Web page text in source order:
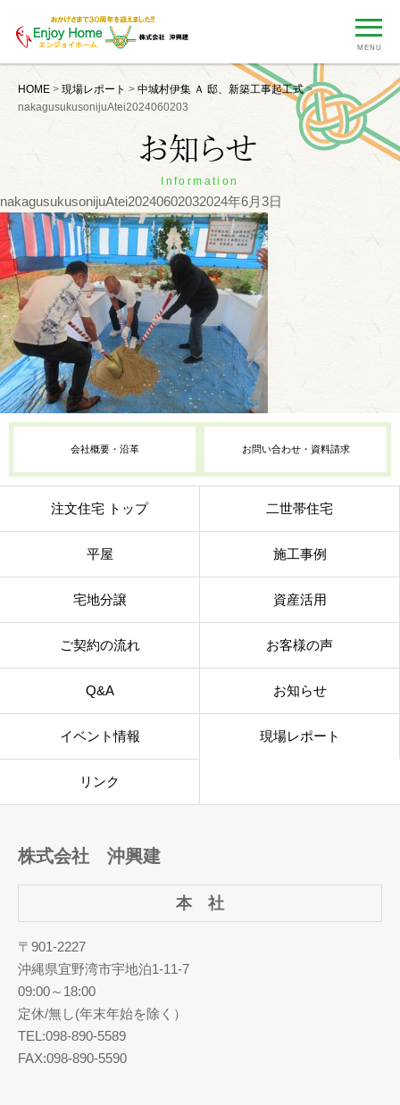
MENU
HOME > 現場レポート > 中城村伊集 Ａ 邸、新築工事起工式>
nakagusukusonijuAtei2024060203
Information
nakagusukusonijuAtei20240602032024年6月3日
会社概要・沿革 お問い合わせ・資料請求
注文住宅 トップ 二世帯住宅
平屋 施工事例
宅地分譲 資産活用
ご契約の流れ お客様の声
Q&A お知らせ
イベント情報 現場レポート
リンク
株式会社 沖興建
本 社
〒901-2227
沖縄県宜野湾市宇地泊1-11-7
09:00～18:00
定休/無し(年末年始を除く）
TEL:098-890-5589
FAX:098-890-5590